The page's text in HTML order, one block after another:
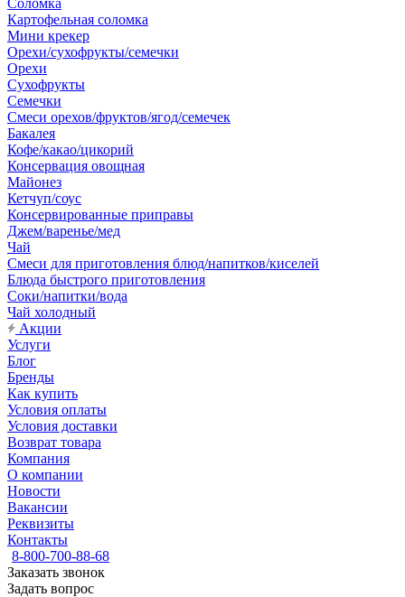
Соломка
Картофельная соломка
Мини крекер
Орехи/сухофрукты/семечки
Орехи
Сухофрукты
Семечки
Смеси орехов/фруктов/ягод/семечек
Бакалея
Кофе/какао/цикорий
Консервация овощная
Майонез
Кетчуп/соус
Консервированные приправы
Джем/варенье/мед
Чай
Смеси для приготовления блюд/напитков/киселей
Блюда быстрого приготовления
Соки/напитки/вода
Чай холодный
Акции
Услуги
Блог
Бренды
Как купить
Условия оплаты
Условия доставки
Возврат товара
Компания
О компании
Новости
Вакансии
Реквизиты
Контакты
8-800-700-88-68
Заказать звонок
Задать вопрос